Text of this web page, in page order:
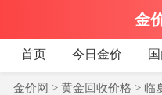
金
首页 今日金价
金价网 > 黄金回收价格 > 临